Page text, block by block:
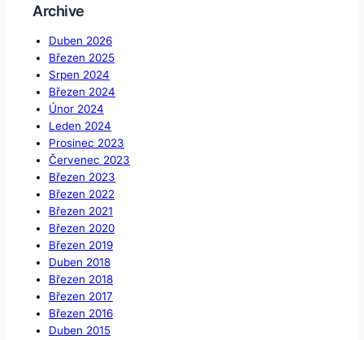
Archive
Duben 2026
Březen 2025
Srpen 2024
Březen 2024
Únor 2024
Leden 2024
Prosinec 2023
Červenec 2023
Březen 2023
Březen 2022
Březen 2021
Březen 2020
Březen 2019
Duben 2018
Březen 2018
Březen 2017
Březen 2016
Duben 2015